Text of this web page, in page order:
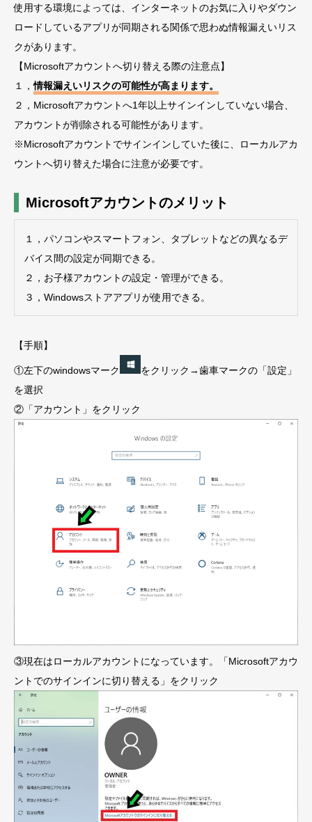
使用する環境によっては、インターネットのお気に入りやダウン
ロードしているアプリが同期される関係で思わぬ情報漏えいリス
クがあります。
【Microsoftアカウントへ切り替える際の注意点】
１，情報漏えいリスクの可能性が高まります。
２，Microsoftアカウントへ1年以上サインインしていない場合、
アカウントが削除される可能性があります。
※Microsoftアカウントでサインインしていた後に、ローカルアカ
ウントへ切り替えた場合に注意が必要です。
Microsoftアカウントのメリット
１，パソコンやスマートフォン、タブレットなどの異なるデ
バイス間の設定が同期できる。
２，お子様アカウントの設定・管理ができる。
３，Windowsストアアプリが使用できる。
【手順】
①左下のwindowsマーク
をクリック→歯車マークの「設定」
を選択
②「アカウント」をクリック
③現在はローカルアカウントになっています。「Microsoftアカウ
ントでのサインインに切り替える」をクリック